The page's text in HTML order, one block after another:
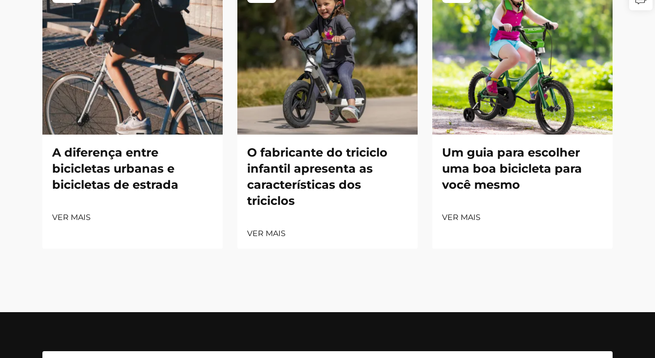
A diferença entre
bicicletas urbanas e
bicicletas de estrada
VER MAIS
O fabricante do triciclo
infantil apresenta as
características dos
triciclos
VER MAIS
Um guia para escolher
uma boa bicicleta para
você mesmo
VER MAIS